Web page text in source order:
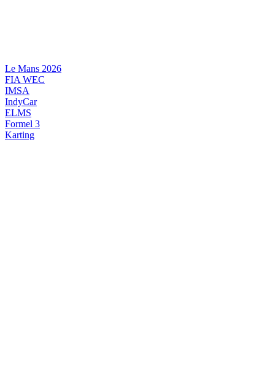
Le Mans 2026
FIA WEC
IMSA
IndyCar
ELMS
Formel 3
Karting